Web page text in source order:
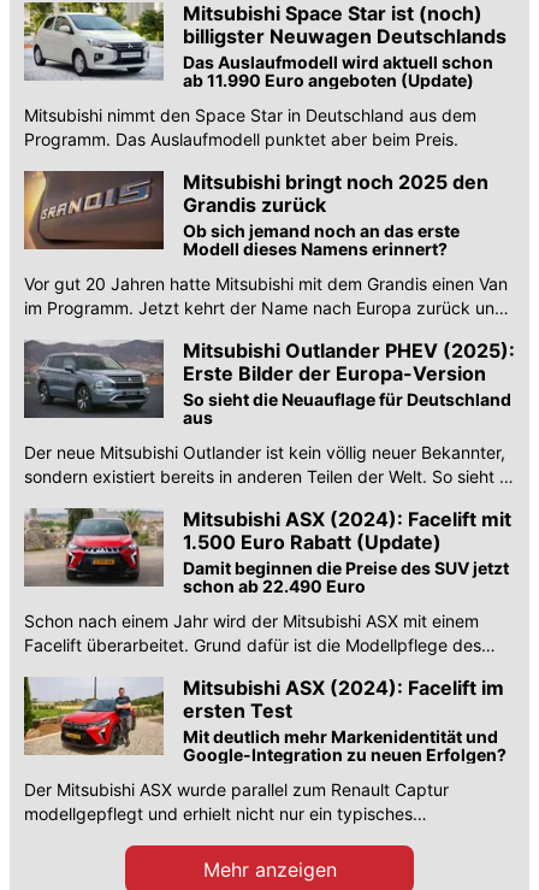
Mitsubishi Space Star ist (noch)
billigster Neuwagen Deutschlands
Das Auslaufmodell wird aktuell schon
ab 11.990 Euro angeboten (Update)
Mitsubishi nimmt den Space Star in Deutschland aus dem
Programm. Das Auslaufmodell punktet aber beim Preis.
Mitsubishi bringt noch 2025 den
Grandis zurück
Ob sich jemand noch an das erste
Modell dieses Namens erinnert?
Vor gut 20 Jahren hatte Mitsubishi mit dem Grandis einen Van
im Programm. Jetzt kehrt der Name nach Europa zurück und
Mitsubishi Outlander PHEV (2025):
Erste Bilder der Europa-Version
So sieht die Neuauflage für Deutschland
aus
Der neue Mitsubishi Outlander ist kein völlig neuer Bekannter,
sondern existiert bereits in anderen Teilen der Welt. So sieht er
Mitsubishi ASX (2024): Facelift mit
1.500 Euro Rabatt (Update)
Damit beginnen die Preise des SUV jetzt
schon ab 22.490 Euro
Schon nach einem Jahr wird der Mitsubishi ASX mit einem
Facelift überarbeitet. Grund dafür ist die Modellpflege des
Mitsubishi ASX (2024): Facelift im
ersten Test
Mit deutlich mehr Markenidentität und
Google-Integration zu neuen Erfolgen?
Der Mitsubishi ASX wurde parallel zum Renault Captur
modellgepflegt und erhielt nicht nur ein typisches
Mehr anzeigen